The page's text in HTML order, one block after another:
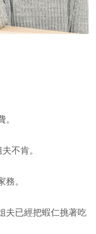
不肯。
。
夫已經把蝦仁挑著吃